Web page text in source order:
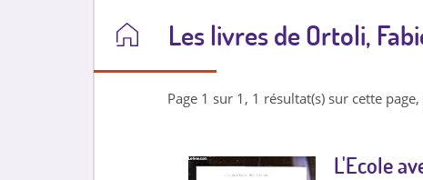
Les livres de Ortoli,
Page 1 sur 1, 1 résultat(s) sur cette
L'Ecole